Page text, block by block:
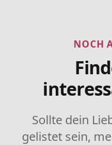
NOCH
Sollte dein
gelistet sein,